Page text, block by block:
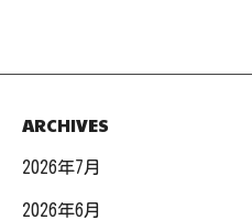
ARCHIVES
2026年7月
2026年6月